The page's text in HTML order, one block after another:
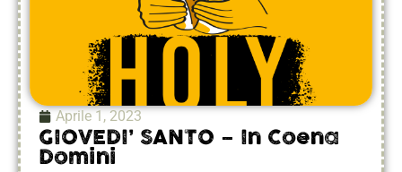
Aprile 1, 2023
GIOVEDI’ SANTO – In Coena
Domini